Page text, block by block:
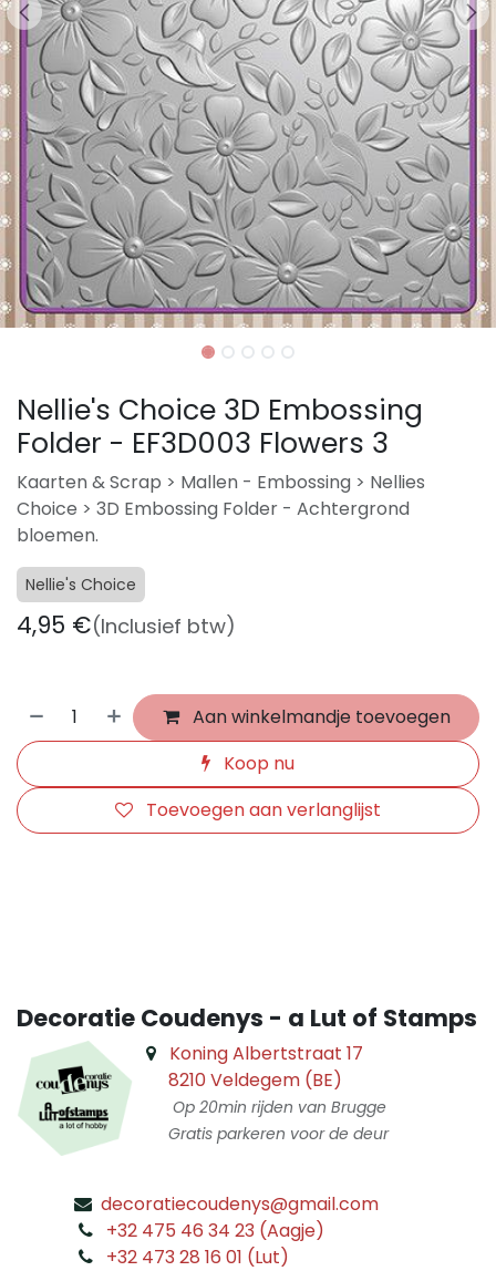
Nellie's Choice 3D Embossing
Folder - EF3D003 Flowers 3
Kaarten & Scrap > Mallen - Embossing > Nellies
Choice > 3D Embossing Folder - Achtergrond
bloemen.
Nellie's Choice
4,95 €(Inclusief btw)
Aan winkelmandje toevoegen
Koop nu
Toevoegen aan verlanglijst
Decoratie Coudenys - a Lut of Stamps
Koning Albertstraat 17
8210 Veldegem (BE)
Op 20min rijden van Brugge
Gratis parkeren voor de deur
decoratiecoudenys@gmail.com
+32 475 46 34 23 (Aagje)
+32 473 28 16 01 (Lut)